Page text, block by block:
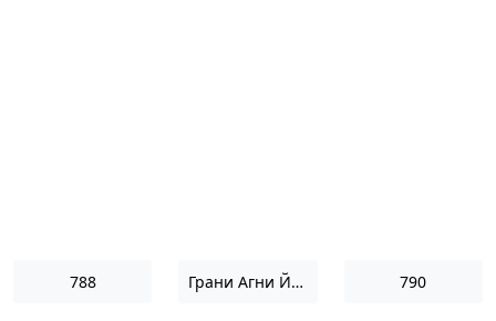
788 Грани Агни Йоги 1970 790